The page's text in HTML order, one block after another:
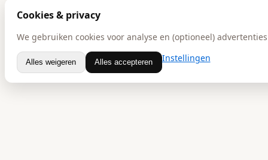
Cookies & privacy
We gebruiken cookies voor analyse en (optioneel)
Alles weigeren Alles accepteren Instellingen